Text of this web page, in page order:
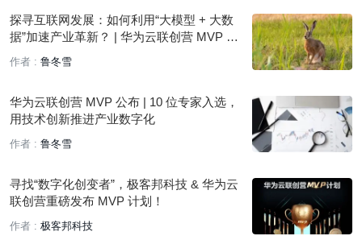
探寻互联网发展：如何利用“大模型 + 大数
据”加速产业革新？ | 华为云联创营 MVP 专
作者 : 鲁冬雪
华为云联创营 MVP 公布 | 10 位专家入选，
用技术创新推进产业数字化
作者 : 鲁冬雪
寻找“数字化创变者”，极客邦科技 & 华为云
联创营重磅发布 MVP 计划！
作者 : 极客邦科技